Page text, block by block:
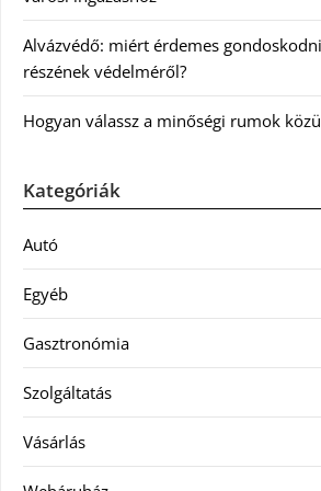
Alvázvédő: miért érdemes
részének védelméről?
Hogyan válassz a minőségi rumok
Kategóriák
Autó
Egyéb
Gasztronómia
Szolgáltatás
Vásárlás